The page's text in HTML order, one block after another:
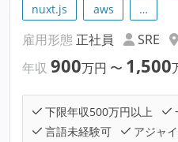
nuxt.js
aws …
雇用形態 正社員 SRE
年収 900万円 〜 1,500
下限年収500万円以上
言語未経験可
アジャ